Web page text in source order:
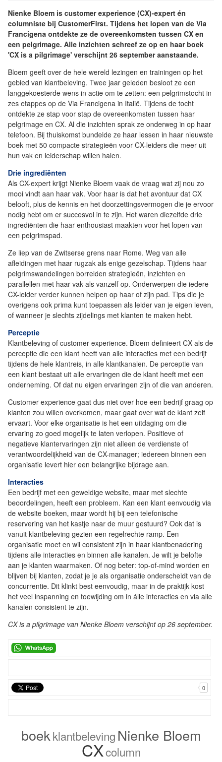
Nienke Bloem is customer experience (CX)-expert én
columniste bij CustomerFirst. Tijdens het lopen van de Via
Francigena ontdekte ze de overeenkomsten tussen CX en
een pelgrimage. Alle inzichten schreef ze op en haar boek
'CX is a pilgrimage' verschijnt 26 september aanstaande.
Bloem geeft over de hele wereld lezingen en trainingen op het
gebied van klantbeleving. Twee jaar geleden besloot ze een
langgekoesterde wens in actie om te zetten: een pelgrimstocht in
zes etappes op de Via Francigena in Italië. Tijdens de tocht
ontdekte ze stap voor stap de overeenkomsten tussen haar
pelgrimage en CX. Al die inzichten sprak ze onderweg in op haar
telefoon. Bij thuiskomst bundelde ze haar lessen in haar nieuwste
boek met 50 compacte strategieën voor CX-leiders die meer uit
hun vak en leiderschap willen halen.
Drie ingrediënten
Als CX-expert krijgt Nienke Bloem vaak de vraag wat zij nou zo
mooi vindt aan haar vak. Voor haar is dat het avontuur dat CX
belooft, plus de kennis en het doorzettingsvermogen die je ervoor
nodig hebt om er succesvol in te zijn. Het waren diezelfde drie
ingrediënten die haar enthousiast maakten voor het lopen van
een pelgrimspad.
Ze liep van de Zwitserse grens naar Rome. Weg van alle
afleidingen met haar rugzak als enige gezelschap. Tijdens haar
pelgrimswandelingen borrelden strategieën, inzichten en
parallellen met haar vak als vanzelf op. Onderwerpen die iedere
CX-leider verder kunnen helpen op haar of zijn pad. Tips die je
overigens ook prima kunt toepassen als leider van je eigen leven,
of wanneer je slechts zijdelings met klanten te maken hebt.
Perceptie
Klantbeleving of customer experience. Bloem definieert CX als de
perceptie die een klant heeft van alle interacties met een bedrijf
tijdens de hele klantreis, in alle klantkanalen. De perceptie van
een klant bestaat uit alle ervaringen die de klant heeft met een
onderneming. Of dat nu eigen ervaringen zijn of die van anderen.
Customer experience gaat dus niet over hoe een bedrijf graag op
klanten zou willen overkomen, maar gaat over wat de klant zelf
ervaart. Voor elke organisatie is het een uitdaging om die
ervaring zo goed mogelijk te laten verlopen. Positieve of
negatieve klantervaringen zijn niet alleen de verdienste of
verantwoordelijkheid van de CX-manager; iedereen binnen een
organisatie levert hier een belangrijke bijdrage aan.
Interacties
Een bedrijf met een geweldige website, maar met slechte
beoordelingen, heeft een probleem. Kan een klant eenvoudig via
de website boeken, maar wordt hij bij een telefonische
reservering van het kastje naar de muur gestuurd? Ook dat is
vanuit klantbeleving gezien een regelrechte ramp. Een
organisatie moet en wil consistent zijn in haar klantbenadering
tijdens alle interacties en binnen alle kanalen. Je wilt je belofte
aan je klanten waarmaken. Of nog beter: top-of-mind worden en
blijven bij klanten, zodat je je als organisatie onderscheidt van de
concurrentie. Dit klinkt best eenvoudig, maar in de praktijk kost
het veel inspanning en toewijding om in álle interacties en via alle
kanalen consistent te zijn.
CX is a pilgrimage van Nienke Bloem verschijnt op 26 september.
0
boekklantbeleving Nienke Bloem
CXcolumn